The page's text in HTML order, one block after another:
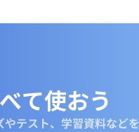
て使おう
テスト、学習資料などを